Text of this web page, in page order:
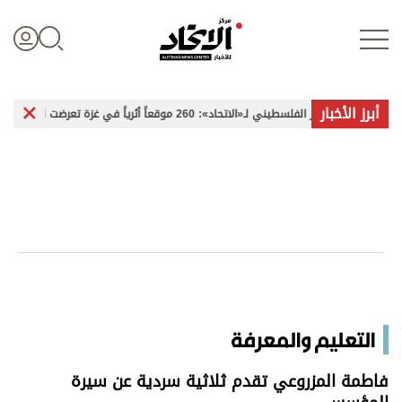
علوم الدار
اقتصاد
أبرز الأخبار
لـ«الاتحاد»: 260 موقعاً أثرياً في غزة تعرضت للضرر «سلطة
التعليم والمعرفة
فاطمة المزروعي تقدم ثلاثية سردية عن سيرة